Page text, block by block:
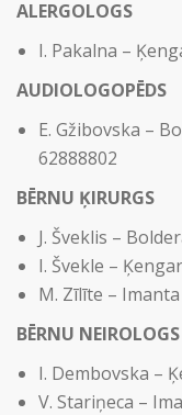
ALERGOLOGS
I. Pakalna –
AUDIOLOGOPĒDS
E. Gžibovska –
62888802
BĒRNU ĶIRURGS
J. Šveklis –
I. Švekle –
M. Zīlīte – Imanta
BĒRNU NEIROLOGS
I. Dembovska –
V. Stariņeca –